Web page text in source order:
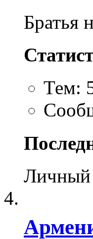
Братья
Тем:
Личный